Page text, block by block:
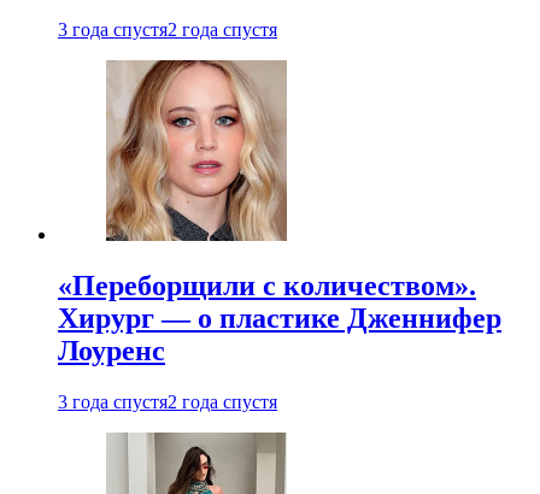
3 года спустя2 года спустя
«Переборщили с количеством».
Хирург — о пластике Дженнифер
Лоуренс
3 года спустя2 года спустя